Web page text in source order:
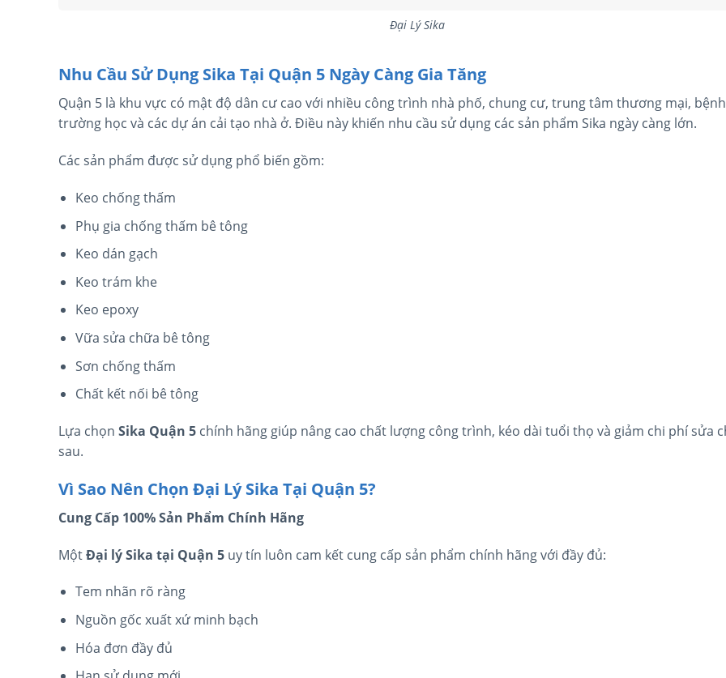
Đại Lý Sika
Nhu Cầu Sử Dụng Sika Tại Quận 5 Ngày Càng Gia Tăng
Quận 5 là khu vực có mật độ dân cư cao với nhiều công trình nhà phố, chung cư, trung tâm thương mại,
trường học và các dự án cải tạo nhà ở. Điều này khiến nhu cầu sử dụng các sản phẩm Sika ngày càng lớn.
Các sản phẩm được sử dụng phổ biến gồm:
Keo chống thấm
Phụ gia chống thấm bê tông
Keo dán gạch
Keo trám khe
Keo epoxy
Vữa sửa chữa bê tông
Sơn chống thấm
Chất kết nối bê tông
Lựa chọn Sika Quận 5 chính hãng giúp nâng cao chất lượng công trình, kéo dài tuổi thọ và giảm chi phí sửa
sau.
Vì Sao Nên Chọn Đại Lý Sika Tại Quận 5?
Cung Cấp 100% Sản Phẩm Chính Hãng
MộtĐại lý Sika tại Quận 5 uy tín luôn cam kết cung cấp sản phẩm chính hãng với đầy đủ:
Tem nhãn rõ ràng
Nguồn gốc xuất xứ minh bạch
Hóa đơn đầy đủ